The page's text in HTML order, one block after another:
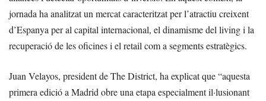
jornada ha analitzat un mercat caracteritzat per l’atractiu creixent
d’Espanya per al capital internacional, el dinamisme del living i la
recuperació de les oficines i el retail com a segments estratègics.
Juan Velayos, president de The District, ha explicat que “aquesta
primera edició a Madrid obre una etapa especialment il·lusionant